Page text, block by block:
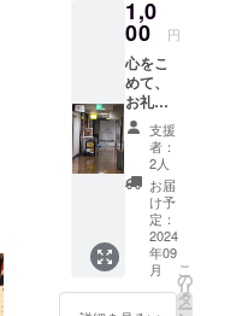
1,0
00 円
心をこ
めて、
お礼の
メッ
セージ
（メー
ル）を
させて
いただ
きま
す。 イ
ベント
の告
支援
者：
2人
お届
け予
定：
2024
年09
月
こ
の
リ
タ
ー